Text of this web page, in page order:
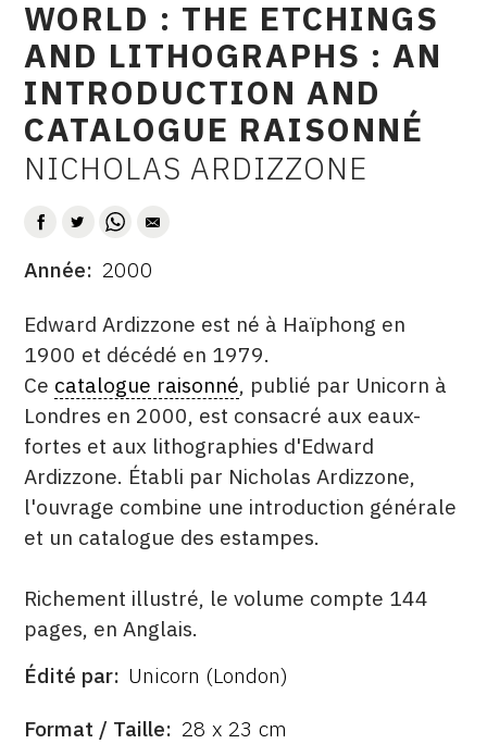
CONTACT
CGU
CGV
TWITTER
PINTEREST
WORLD : THE ETCHINGS
AND LITHOGRAPHS : AN
INTRODUCTION AND
CATALOGUE RAISONNÉ
AUTEUR
NICHOLAS ARDIZZONE
DATE
Année 2000
DESCRITPTION
Edward Ardizzone est né à Haïphong en
1900 et décédé en 1979.
Ce catalogue raisonné, publié par Unicorn à
Londres en 2000, est consacré aux eaux-
fortes et aux lithographies d'Edward
Ardizzone. Établi par Nicholas Ardizzone,
l'ouvrage combine une introduction générale
et un catalogue des estampes.
Richement illustré, le volume compte 144
pages, en Anglais.
ÉDITÉ
Édité par Unicorn (London)
FORMAT
Format / Taille 28 x 23 cm